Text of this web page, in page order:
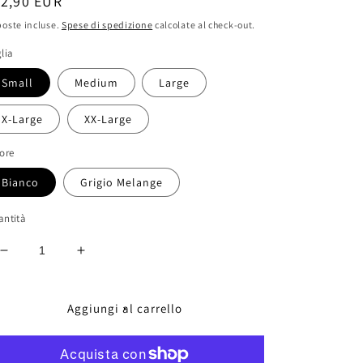
incluse. Spese di spedizione calcolate al check-out.
Small Medium Large
X-Large XX-Large
Bianco Grigio Melange
Diminuisci
Basketball
Aumenta
T-
Basketball
Aggiungi al carrello